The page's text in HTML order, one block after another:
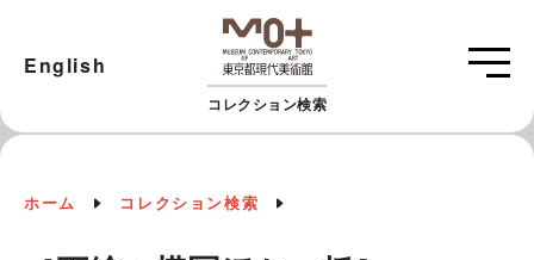
コレクション検索
English
ホーム コレクション検索